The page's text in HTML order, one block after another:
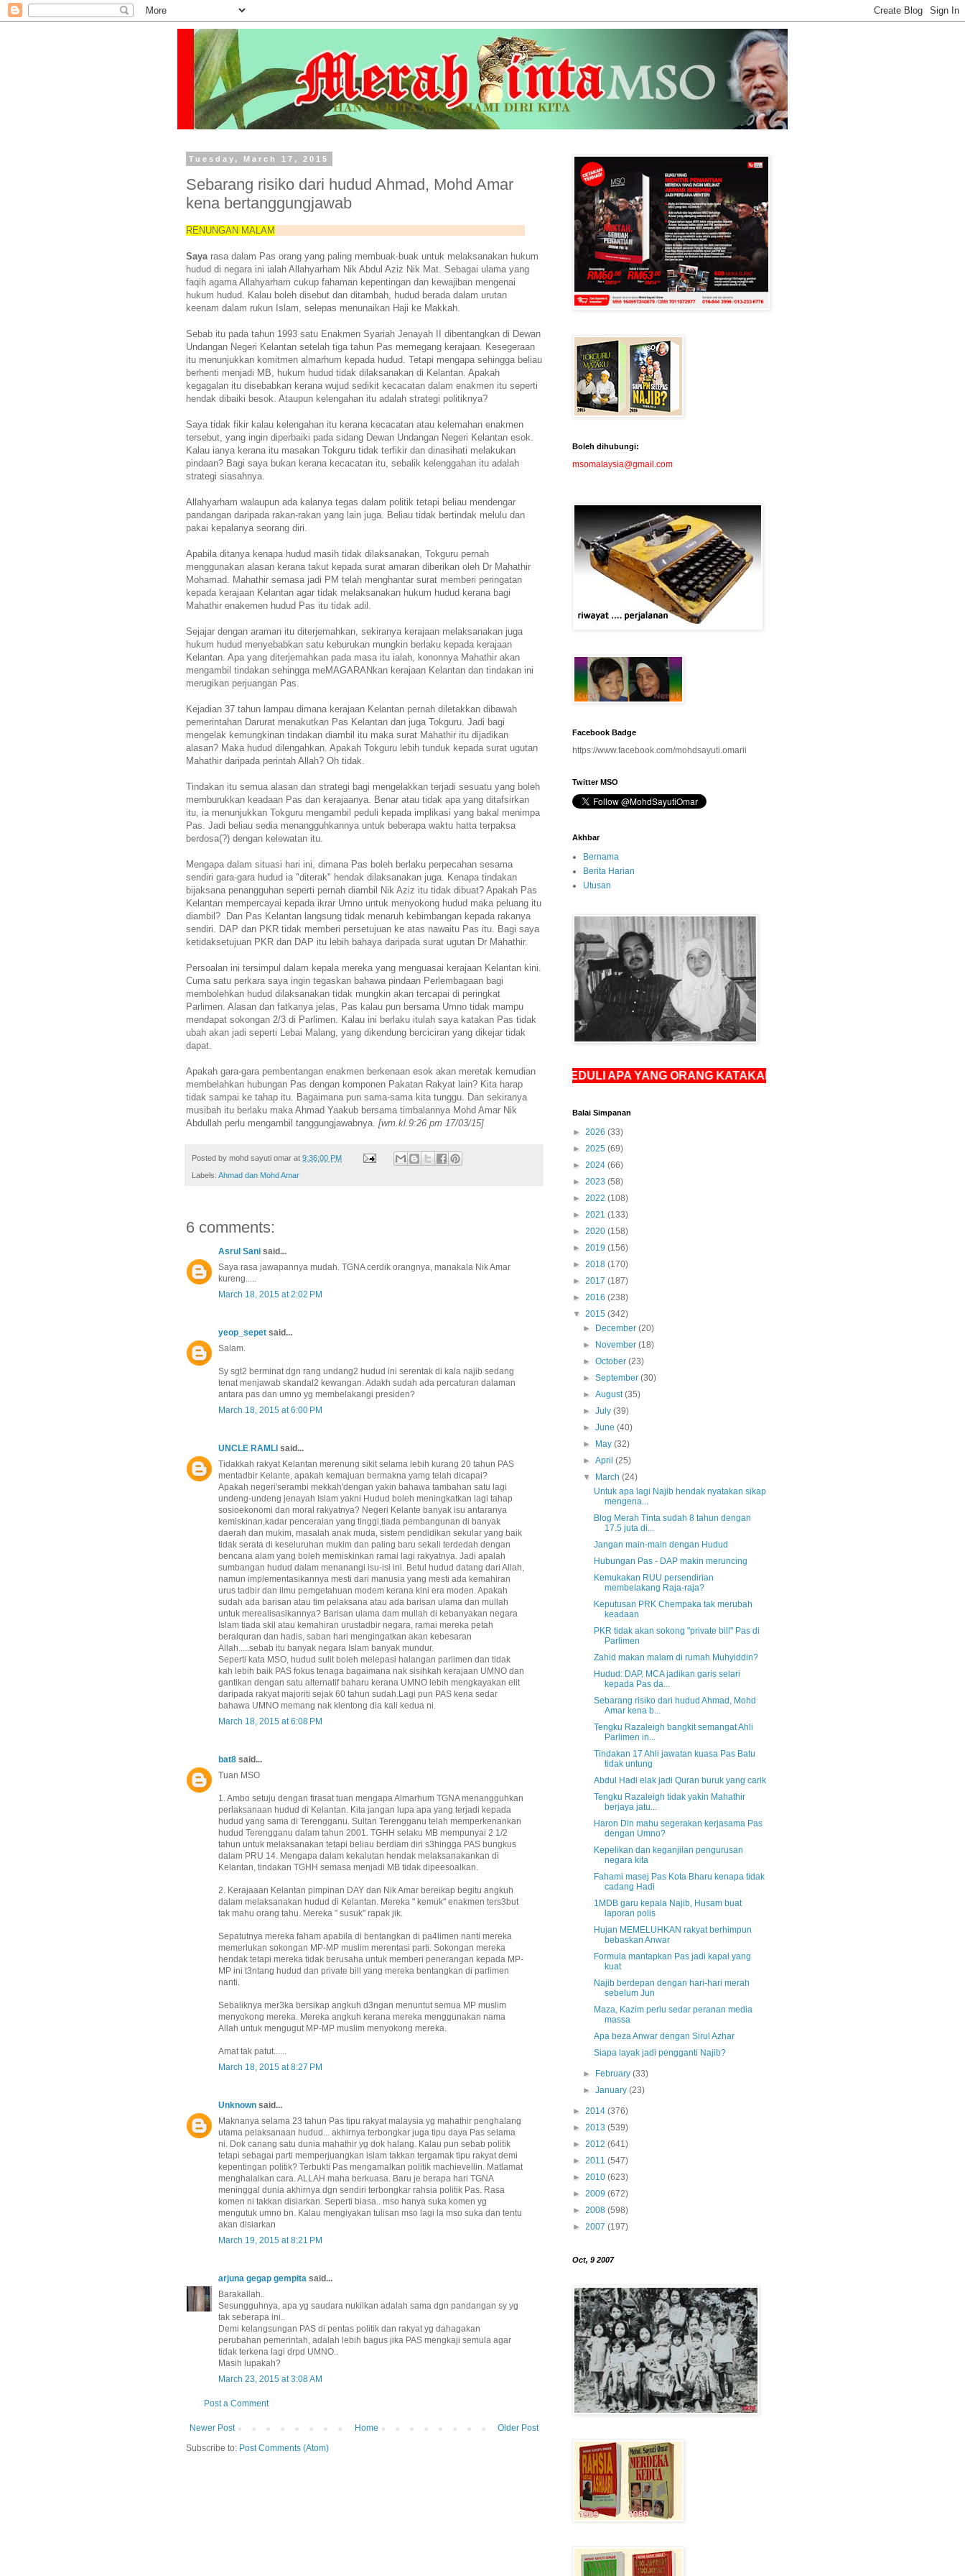
Tuesday, March 17, 2015
Sebarang risiko dari hudud Ahmad, Mohd Amar
kena bertanggungjawab
RENUNGAN MALAM
Saya rasa dalam Pas orang yang paling membuak-buak untuk melaksanakan hukum
hudud di negara ini ialah Allahyarham Nik Abdul Aziz Nik Mat. Sebagai ulama yang
faqih agama Allahyarham cukup fahaman kepentingan dan kewajiban mengenai
hukum hudud. Kalau boleh disebut dan ditambah, hudud berada dalam urutan
keenam dalam rukun Islam, selepas menunaikan Haji ke Makkah.
Sebab itu pada tahun 1993 satu Enakmen Syariah Jenayah II dibentangkan di Dewan
Undangan Negeri Kelantan setelah tiga tahun Pas memegang kerajaan. Kesegeraan
itu menunjukkan komitmen almarhum kepada hudud. Tetapi mengapa sehingga beliau
berhenti menjadi MB, hukum hudud tidak dilaksanakan di Kelantan. Apakah
kegagalan itu disebabkan kerana wujud sedikit kecacatan dalam enakmen itu seperti
hendak dibaiki besok. Ataupun kelengahan itu adalah strategi politiknya?
Saya tidak fikir kalau kelengahan itu kerana kecacatan atau kelemahan enakmen
tersebut, yang ingin diperbaiki pada sidang Dewan Undangan Negeri Kelantan esok.
Kalau ianya kerana itu masakan Tokguru tidak terfikir dan dinasihati melakukan
pindaan? Bagi saya bukan kerana kecacatan itu, sebalik kelenggahan itu adalah
strategi siasahnya.
Allahyarham walaupun ada kalanya tegas dalam politik tetapi beliau mendengar
pandangan daripada rakan-rakan yang lain juga. Beliau tidak bertindak melulu dan
pakai kepalanya seorang diri.
Apabila ditanya kenapa hudud masih tidak dilaksanakan, Tokguru pernah
menggunakan alasan kerana takut kepada surat amaran diberikan oleh Dr Mahathir
Mohamad. Mahathir semasa jadi PM telah menghantar surat memberi peringatan
kepada kerajaan Kelantan agar tidak melaksanakan hukum hudud kerana bagi
Mahathir enakemen hudud Pas itu tidak adil.
Sejajar dengan araman itu diterjemahkan, sekiranya kerajaan melaksanakan juga
hukum hudud menyebabkan satu keburukan mungkin berlaku kepada kerajaan
Kelantan. Apa yang diterjemahkan pada masa itu ialah, kononnya Mahathir akan
mengambil tindakan sehingga meMAGARANkan kerajaan Kelantan dan tindakan ini
merugikan perjuangan Pas.
Kejadian 37 tahun lampau dimana kerajaan Kelantan pernah diletakkan dibawah
pemerintahan Darurat menakutkan Pas Kelantan dan juga Tokguru. Jadi bagi
mengelak kemungkinan tindakan diambil itu maka surat Mahathir itu dijadikan
alasan? Maka hudud dilengahkan. Apakah Tokguru lebih tunduk kepada surat ugutan
Mahathir daripada perintah Allah? Oh tidak.
Tindakan itu semua alasan dan strategi bagi mengelakkan terjadi sesuatu yang boleh
memburukkan keadaan Pas dan kerajaanya. Benar atau tidak apa yang ditafsirkan
itu, ia menunjukkan Tokguru mengambil peduli kepada implikasi yang bakal menimpa
Pas. Jadi beliau sedia menangguhkannya untuk beberapa waktu hatta terpaksa
berdosa(?) dengan kelewatan itu.
Mengapa dalam situasi hari ini, dimana Pas boleh berlaku perpecahan sesama
sendiri gara-gara hudud ia "diterak" hendak dilaksanakan juga. Kenapa tindakan
bijaksana penangguhan seperti pernah diambil Nik Aziz itu tidak dibuat? Apakah Pas
Kelantan mempercayai kepada ikrar Umno untuk menyokong hudud maka peluang itu
diambil? Dan Pas Kelantan langsung tidak menaruh kebimbangan kepada rakanya
sendiri. DAP dan PKR tidak memberi persetujuan ke atas nawaitu Pas itu. Bagi saya
ketidaksetujuan PKR dan DAP itu lebih bahaya daripada surat ugutan Dr Mahathir.
Persoalan ini tersimpul dalam kepala mereka yang menguasai kerajaan Kelantan kini.
Cuma satu perkara saya ingin tegaskan bahawa pindaan Perlembagaan bagi
membolehkan hudud dilaksanakan tidak mungkin akan tercapai di peringkat
Parlimen. Alasan dan fatkanya jelas, Pas kalau pun bersama Umno tidak mampu
mendapat sokongan 2/3 di Parlimen. Kalau ini berlaku itulah saya katakan Pas tidak
ubah akan jadi seperti Lebai Malang, yang dikendung berciciran yang dikejar tidak
dapat.
Apakah gara-gara pembentangan enakmen berkenaan esok akan meretak kemudian
membelahkan hubungan Pas dengan komponen Pakatan Rakyat lain? Kita harap
tidak sampai ke tahap itu. Bagaimana pun sama-sama kita tunggu. Dan sekiranya
musibah itu berlaku maka Ahmad Yaakub bersama timbalannya Mohd Amar Nik
Abdullah perlu mengambil tanggungjawabnya. [wm.kl.9:26 pm 17/03/15]
Posted by mohd sayuti omar at 9:36:00 PM
Labels: Ahmad dan Mohd Amar
6 comments:
Asrul Sani said...
Saya rasa jawapannya mudah. TGNA cerdik orangnya, manakala Nik Amar
kureng.....
March 18, 2015 at 2:02 PM
yeop_sepet said...
Salam.
Sy sgt2 berminat dgn rang undang2 hudud ini serentak di kala najib sedang
tenat menjawab skandal2 kewangan. Adakh sudah ada percaturan dalaman
antara pas dan umno yg membelakangi presiden?
March 18, 2015 at 6:00 PM
UNCLE RAMLI said...
Tidakkah rakyat Kelantan merenung sikit selama lebih kurang 20 tahun PAS
mentadbir Kelante, apakah kemajuan bermakna yamg telah dicapai?
Apakah negeri'serambi mekkah'dengan yakin bahawa tambahan satu lagi
undeng-undeng jenayah Islam yakni Hudud boleh meningkatkan lagi tahap
sosioekonomi dan moral rakyatnya? Negeri Kelante banyak isu antaranya
kemiskinan,kadar penceraian yang tinggi,tiada pembangunan di banyak
daerah dan mukim, masalah anak muda, sistem pendidikan sekular yang baik
tidak serata di keseluruhan mukim dan paling baru sekali terdedah dengan
bencana alam yang boleh memiskinkan ramai lagi rakyatnya. Jadi apalah
sumbangan hudud dalam menanangi isu-isi ini. Betul hudud datang dari Allah,
namun implementasikannya mesti dari manusia yang mesti ada kemahiran
urus tadbir dan ilmu pemgetahuan modem kerana kini era moden. Apakah
sudah ada barisan atau tim pelaksana atau ada barisan ulama dan mullah
untuk merealisasikannya? Barisan ulama dam mullah di kebanyakan negara
Islam tiada skil atau kemahiran urustadbir negara, ramai mereka petah
beralquran dan hadis, saban hari mengingatkan akan kebesaran
Allah.....sebab itu banyak negara Islam banyak mundur.
Seperti kata MSO, hudud sulit boleh melepasi halangan parlimen dan tidak
kah lebih baik PAS fokus tenaga bagaimana nak sisihkah kerajaan UMNO dan
gantikan dengan satu alternatif baharu kerana UMNO lebih mengkayakan elit
daripada rakyat majoriti sejak 60 tahun sudah.Lagi pun PAS kena sedar
bahawa UMNO memang nak klentong dia kali kedua ni.
March 18, 2015 at 6:08 PM
bat8 said...
Tuan MSO
1. Ambo setuju dengan firasat tuan mengapa Almarhum TGNA menangguhkan
perlaksanaan hudud di Kelantan. Kita jangan lupa apa yang terjadi kepada
hudud yang sama di Terengganu. Sultan Terengganu telah memperkenankan
hudud Terengganu dalam tahun 2001. TGHH selaku MB mempunyai 2 1/2
tahun untuk melaksanakan tetapi beliau berdiam diri s3hingga PAS bungkus
dalam PRU 14. Mengapa dalam kekalutan hendak melaksanakankan di
Kelantan, tindakan TGHH semasa menjadi MB tidak dipeesoalkan.
2. Kerajaaan Kelantan pimpinan DAY dan Nik Amar bereikap begitu angkuh
dalam melaksanakan hudud di Kelantan. Mereka " kemuk" enakmen ters3but
tak mahu orang tahu. Mereka " susuk" rapak jik.
Sepatutnya mereka faham apabila di bentangkan di pa4limen nanti mereka
memerlukan sokongan MP-MP muslim merentasi parti. Sokongan mereka
hendak tetapi mereka tidak berusaha untuk memberi penerangan kepada MP-
MP ini t3ntang hudud dan private bill yang mereka bentangkan di parlimen
nanti.
Sebaliknya mer3ka bersikap angkuh d3ngan menuntut semua MP muslim
menyokong mereka. Mereka angkuh kerana mereka menggunakan nama
Allah untuk mengugut MP-MP muslim menyokong mereka.
Amat tak patut......
March 18, 2015 at 8:27 PM
Unknown said...
Maknanya selama 23 tahun Pas tipu rakyat malaysia yg mahathir penghalang
utama pelaksanaan hudud... akhirnya terbongkar juga tipu daya Pas selama
ni. Dok canang satu dunia mahathir yg dok halang. Kalau pun sebab politik
tetapi sebagai parti memperjuangkan islam takkan tergamak tipu rakyat demi
kepentingan politik? Terbukti Pas mengamalkan politik machievellin. Matlamat
menghalalkan cara. ALLAH maha berkuasa. Baru je berapa hari TGNA
meninggal dunia akhirnya dgn sendiri terbongkar rahsia politik Pas. Rasa
komen ni takkan disiarkan. Seperti biasa.. mso hanya suka komen yg
mengutuk umno bn. Kalau mengiyakan tulisan mso lagi la mso suka dan tentu
akan disiarkan
March 19, 2015 at 8:21 PM
arjuna gegap gempita said...
Barakallah..
Sesungguhnya, apa yg saudara nukilkan adalah sama dgn pandangan sy yg
tak seberapa ini..
Demi kelangsungan PAS di pentas politik dan rakyat yg dahagakan
perubahan pemerintah, adalah lebih bagus jika PAS mengkaji semula agar
tidak terkena lagi drpd UMNO..
Masih lupakah?
March 23, 2015 at 3:08 AM
Post a Comment
Newer Post Older Post
Home
Subscribe to: Post Comments (Atom)
Boleh dihubungi:
msomalaysia@gmail.com
Facebook Badge
https://www.facebook.com/mohdsayuti.omarii
Twitter MSO
Akhbar
Bernama
Berita Harian
Utusan
..JANGAN PEDULI APA YANG ORANG KATAKAN KEPADA KITA, TAPI KITA KENA
Balai Simpanan
► 2026 (33)
► 2025 (69)
► 2024 (66)
► 2023 (58)
► 2022 (108)
► 2021 (133)
► 2020 (158)
► 2019 (156)
► 2018 (170)
► 2017 (187)
► 2016 (238)
▼ 2015 (342)
►
December(20)
►
November(18)
►October(23)
►September(30)
►August(35)
►July(39)
►June(40)
►
May(32)
►April(25)
▼
March(24)
Untuk apa lagi Najib hendak nyatakan sikap
mengena...
Blog Merah Tinta sudah 8 tahun dengan
17.5 juta di...
Jangan main-main dengan Hudud
Hubungan Pas - DAP makin meruncing
Kemukakan RUU persendirian
membelakang Raja-raja?
Keputusan PRK Chempaka tak merubah
keadaan
PKR tidak akan sokong "private bill" Pas di
Parlimen
Zahid makan malam di rumah Muhyiddin?
Hudud: DAP, MCA jadikan garis selari
kepada Pas da...
Sebarang risiko dari hudud Ahmad, Mohd
Amar kena b...
Tengku Razaleigh bangkit semangat Ahli
Parlimen in...
Tindakan 17 Ahli jawatan kuasa Pas Batu
tidak untung
Abdul Hadi elak jadi Quran buruk yang carik
Tengku Razaleigh tidak yakin Mahathir
berjaya jatu...
Haron Din mahu segerakan kerjasama Pas
dengan Umno?
Kepelikan dan keganjilan pengurusan
negara kita
Fahami masej Pas Kota Bharu kenapa tidak
cadang Hadi
1MDB garu kepala Najib, Husam buat
laporan polis
Hujan MEMELUHKAN rakyat berhimpun
bebaskan Anwar
Formula mantapkan Pas jadi kapal yang
kuat
Najib berdepan dengan hari-hari merah
sebelum Jun
Maza, Kazim perlu sedar peranan media
massa
Apa beza Anwar dengan Sirul Azhar
Siapa layak jadi pengganti Najib?
► February(33)
►January(23)
► 2014 (376)
► 2013 (539)
► 2012 (641)
► 2011 (547)
► 2010 (623)
► 2009 (672)
► 2008 (598)
► 2007 (197)
Oct, 9 2007